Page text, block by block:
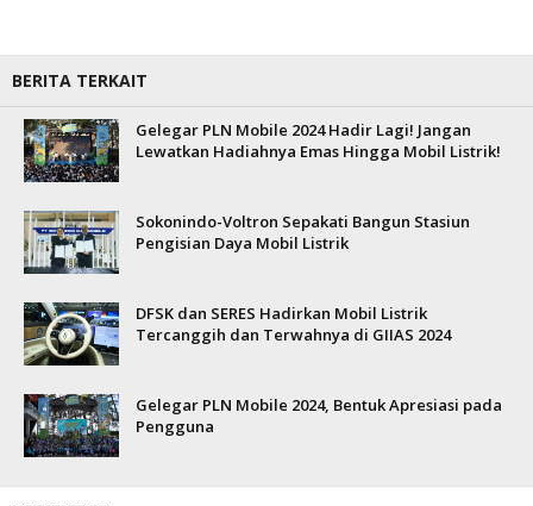
BERITA TERKAIT
Gelegar PLN Mobile 2024 Hadir Lagi! Jangan
Lewatkan Hadiahnya Emas Hingga Mobil Listrik!
Sokonindo-Voltron Sepakati Bangun Stasiun
Pengisian Daya Mobil Listrik
DFSK dan SERES Hadirkan Mobil Listrik
Tercanggih dan Terwahnya di GIIAS 2024
Gelegar PLN Mobile 2024, Bentuk Apresiasi pada
Pengguna